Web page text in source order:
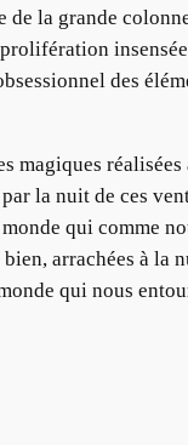
la grande
des
magiques
la nuit de ces
qui comme
arrachées à
qui nous